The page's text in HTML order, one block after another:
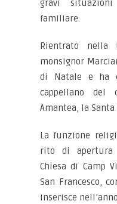
gravi
familiare.
Rientrato nella
monsignor
di Natale e ha
cappellano del
Amantea, la Santa
La funzione
rito di apertura
Chiesa di Camp
San Francesco,
inserisce